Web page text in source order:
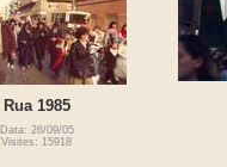
Rua 1985
Data: 26/09/05
Visites: 15918